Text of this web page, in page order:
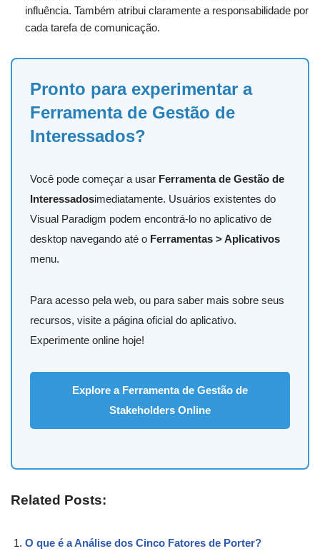
influência. Também atribui claramente a responsabilidade por
cada tarefa de comunicação.
Pronto para experimentar a
Ferramenta de Gestão de
Interessados?
Você pode começar a usar Ferramenta de Gestão de
Interessadosimediatamente. Usuários existentes do
Visual Paradigm podem encontrá-lo no aplicativo de
desktop navegando até o Ferramentas > Aplicativos
menu.
Para acesso pela web, ou para saber mais sobre seus
recursos, visite a página oficial do aplicativo.
Experimente online hoje!
Explore a Ferramenta de Gestão de
Stakeholders Online
Related Posts:
O que é a Análise dos Cinco Fatores de Porter?